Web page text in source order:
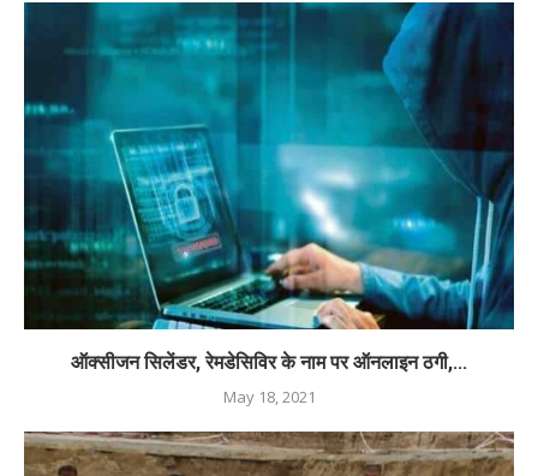
ऑक्सीजन सिलेंडर, रेमडेसिविर के नाम पर ऑनलाइन ठगी,...
May 18, 2021